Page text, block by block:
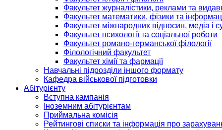
Факультет журналістики, реклами та
Факультет математики, фізики та
Факультет міжнародних відносин, медіа і
Факультет психології та соціальної роботи
Факультет романо-германської філології
Філологічний факультет
Факультет хімії та фармації
Навчальні підрозділи іншого формату
Кафедра військової підготовки
Абітурієнту
Вступна кампанія
Іноземним абітурієнтам
Приймальна комісія
Рейтингові списки та інформація про